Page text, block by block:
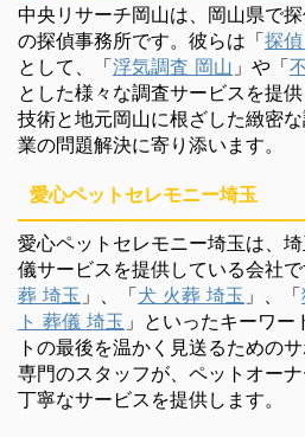
中央リサーチ岡山は、岡山県で
の探偵事務所です。彼らは「探
として、「浮気調査 岡山 」や「
とした様々な調査サービスを提
技術と地元岡山に根ざした緻密
業の問題解決に寄り添います。
愛心ペットセレモニー埼玉
愛心ペットセレモニー埼玉は、
儀サービスを提供している会社
葬 埼玉 」、「犬 火葬 埼玉 」、「
ト 葬儀 埼玉 」といったキーワ
トの最後を温かく見送るための
専門のスタッフが、ペットオー
丁寧なサービスを提供します。